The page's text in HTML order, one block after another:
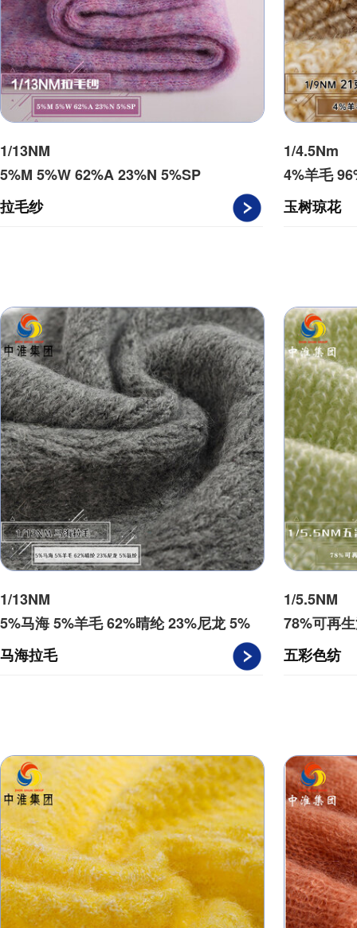
1/13NM
5%M 5%W 62%A 23%N 5%SP
拉毛纱
1/4.5Nm
4%羊毛
玉树琼花
1/13NM
5%马海 5%羊毛 62%晴纶 23%尼龙 5%
氨纶
马海拉毛
1/5.5NM
78%可再
五彩色纺